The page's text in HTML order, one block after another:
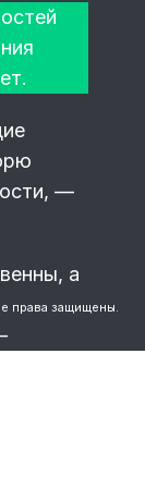
—
а
права защищены.